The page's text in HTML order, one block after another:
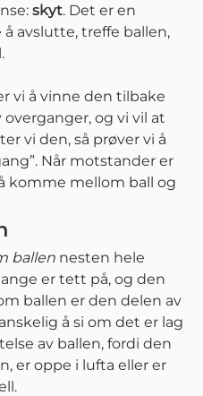
skyt. Det er en
avslutte, treffe ballen,
vi å vinne den tilbake
overganger, og vi vil at
vi den, så prøver vi å
Når motstander er
komme mellom ball og
ballen nesten hele
er tett på, og den
ballen er den delen av
å si om det er lag
av ballen, fordi den
er oppe i lufta eller er